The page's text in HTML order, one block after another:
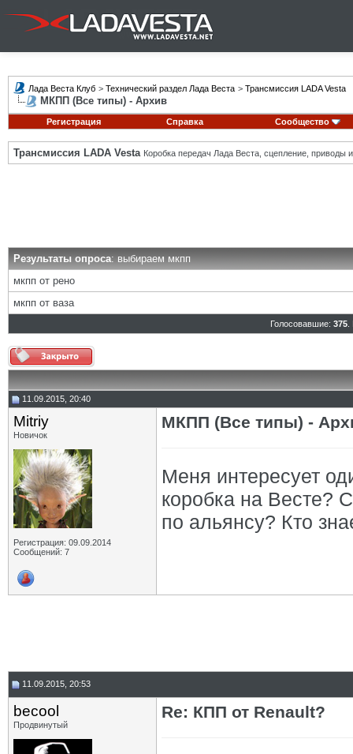
Лада Веста Клуб > Технический раздел Лада Веста > Трансмиссия LADA Vesta
МКПП (Все типы) - Архив
Регистрация Справка Сообщество
Трансмиссия LADA Vesta Коробка передач Лада Веста, сцепление, приводы и
Результаты опроса: выбираем мкпп
мкпп от рено
мкпп от ваза
Голосовавшие: 375.
11.09.2015, 20:40
Mitriy
Новичок
Регистрация: 09.09.2014
Сообщений: 7
МКПП (Все типы) -
Меня интересует
коробка на Весте?
по альянсу? Кто
11.09.2015, 20:53
becool
Продвинутый
Re: КПП от Renault?